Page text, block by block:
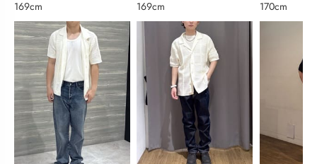
169cm
169cm
170cm